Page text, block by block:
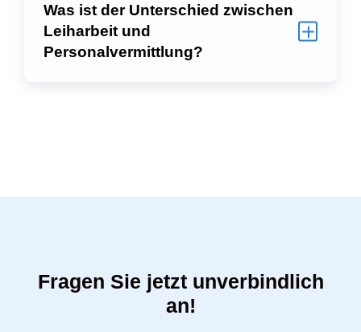
Was ist der Unterschied zwischen
Leiharbeit und
Personalvermittlung?
Fragen Sie jetzt unverbindlich
an!